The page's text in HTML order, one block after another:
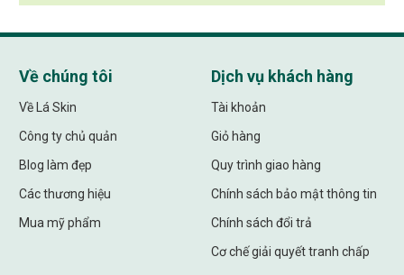
Về chúng tôi
Về Lá Skin
Công ty chủ quản
Blog làm đẹp
Các thương hiệu
Mua mỹ phẩm
Dịch vụ khách hàng
Tài khoản
Giỏ hàng
Quy trình giao hàng
Chính sách bảo mật thông tin
Chính sách đổi trả
Cơ chế giải quyết tranh chấp